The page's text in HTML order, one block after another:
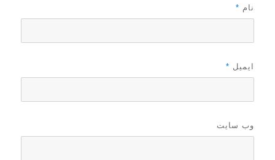
نام *
ایمیل *
وب‌ سایت